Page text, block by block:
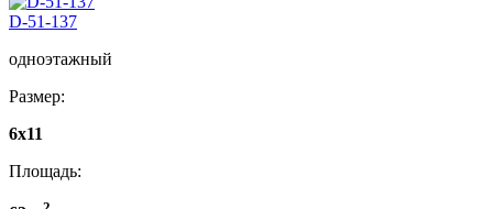
D-51-137
одноэтажный
Размер:
6х11
Площадь: